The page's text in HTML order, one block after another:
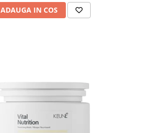
ADAUGA IN COS